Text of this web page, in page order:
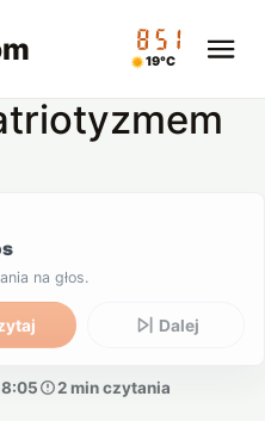
08:51
19°C
na głos.
Dalej
2 min czytania